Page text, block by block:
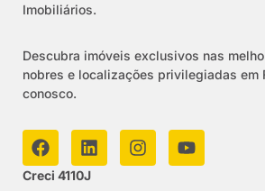
Imobiliários.
Descubra imóveis exclusivos nas
nobres e localizações privilegiadas em
conosco.
Creci 4110J